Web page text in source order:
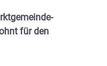
für den